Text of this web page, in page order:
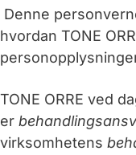
Denne
hvordan TONE
TONE ORRE ved
er
virksomhetens